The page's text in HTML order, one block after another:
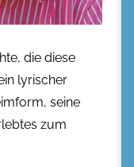
die diese
lyrischer
seine
zum